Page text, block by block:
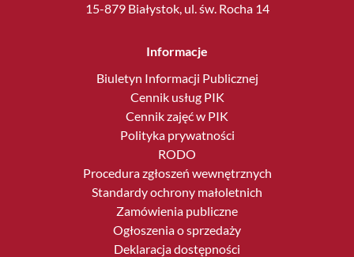
15-879 Białystok, ul. św. Rocha 14
Informacje
Biuletyn Informacji Publicznej
Cennik usług PIK
Cennik zajęć w PIK
Polityka prywatności
RODO
Procedura zgłoszeń wewnętrznych
Standardy ochrony małoletnich
Zamówienia publiczne
Ogłoszenia o sprzedaży
Deklaracja dostępności